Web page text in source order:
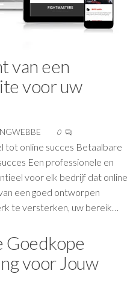
van een
voor uw
0
tot online succes Betaalbare
Een professionele en
voor elk bedrijf dat online
een goed ontworpen
te versterken, uw bereik…
Goedkope
voor Jouw